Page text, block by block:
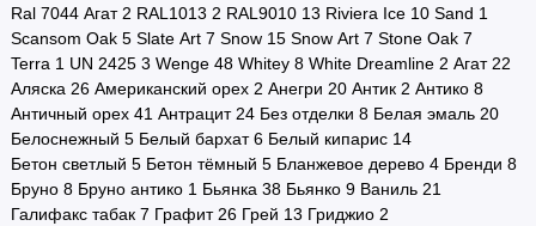
Ral 7044 Агат 2 RAL1013 2 RAL9010 13 Riviera Ice 10 Sand 1
Scansom Oak 5 Slate Art 7 Snow 15 Snow Art 7 Stone Oak 7
Terra 1 UN 2425 3 Wenge 48 Whitey 8 White Dreamline 2 Агат 22
Аляска 26 Американский орех 2 Анегри 20 Антик 2 Антико 8
Античный орех 41 Антрацит 24 Без отделки 8 Белая эмаль 20
Белоснежный 5 Белый бархат 6 Белый кипарис 14
Бетон светлый 5 Бетон тёмный 5 Бланжевое дерево 4 Бренди 8
Бруно 8 Бруно антико 1 Бьянка 38 Бьянко 9 Ваниль 21
Галифакс табак 7 Графит 26 Грей 13 Гриджио 2